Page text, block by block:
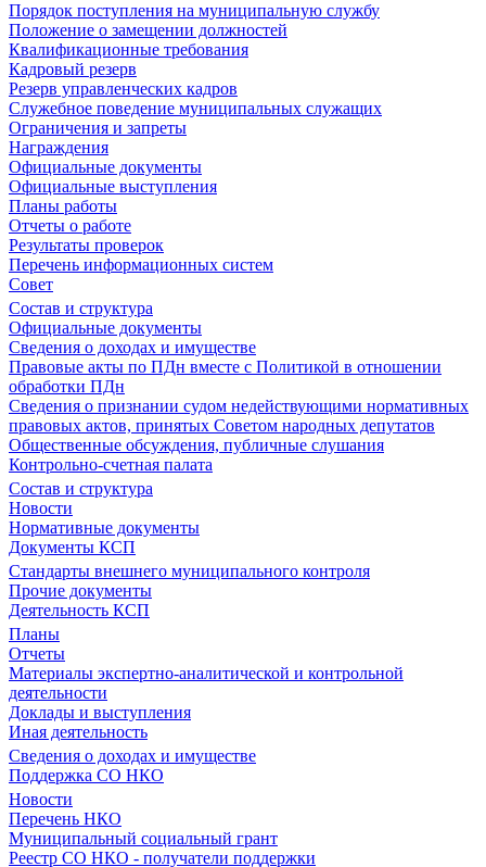
Порядок поступления на муниципальную службу
Положение о замещении должностей
Квалификационные требования
Кадровый резерв
Резерв управленческих кадров
Служебное поведение муниципальных служащих
Ограничения и запреты
Награждения
Официальные документы
Официальные выступления
Планы работы
Отчеты о работе
Результаты проверок
Перечень информационных систем
Совет
Состав и структура
Официальные документы
Сведения о доходах и имуществе
Правовые акты по ПДн вместе с Политикой в отношении
обработки ПДн
Сведения о признании судом недействующими нормативных
правовых актов, принятых Советом народных депутатов
Общественные обсуждения, публичные слушания
Контрольно-счетная палата
Состав и структура
Новости
Нормативные документы
Документы КСП
Стандарты внешнего муниципального контроля
Прочие документы
Деятельность КСП
Планы
Отчеты
Материалы экспертно-аналитической и контрольной
деятельности
Доклады и выступления
Иная деятельность
Сведения о доходах и имуществе
Поддержка СО НКО
Новости
Перечень НКО
Муниципальный социальный грант
Реестр СО НКО - получатели поддержки